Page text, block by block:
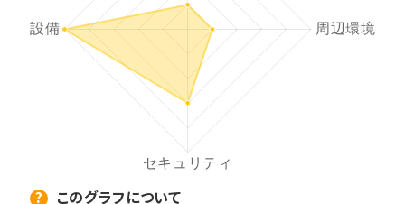
このグラフについて